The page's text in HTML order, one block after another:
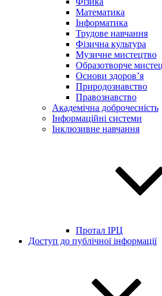
Математика
Інформатика
Трудове навчання
Фізична культура
Музичне мистецтво
Образотворче
Основи здоров’я
Природознавство
Правознавство
Академічна доброчесність
Інформаційні системи
Інклюзивне навчання
Протал ІРЦ
Доступ до публічної інформації